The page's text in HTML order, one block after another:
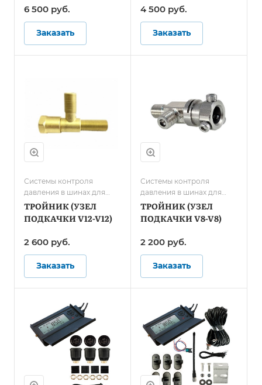
6 500 руб.
Заказать
4 500 руб.
Заказать
Системы контроля
давления в шинах для
карьерной техники и
спецтранспорта
ТРОЙНИК (УЗЕЛ
ПОДКАЧКИ V12-V12)
2 600 руб.
Заказать
Системы контроля
давления в шинах для
грузового транспорта/
Системы контроля
давления в шинах для
ТРОЙНИК (УЗЕЛ
ПОДКАЧКИ V8-V8)
2 200 руб.
Заказать